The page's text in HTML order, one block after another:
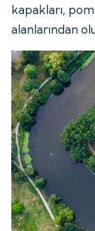
kapakları,
alanlarından